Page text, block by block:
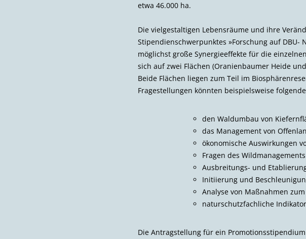
etwa 46.000 ha.
Die vielgestaltigen Lebensräume und ihre
Stipendienschwerpunktes »Forschung auf DBU-
möglichst große Synergieeffekte für die
sich auf zwei Flächen (Oranienbaumer Heide
Beide Flächen liegen zum Teil im
Fragestellungen könnten beispielsweise
den Waldumbau von
das Management von
ökonomische Auswirkungen
Fragen des
Ausbreitungs- und
Initiierung und
Analyse von Maßnahmen
naturschutzfachliche
Die Antragstellung für ein